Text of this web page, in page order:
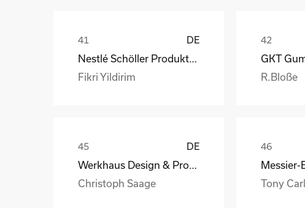
DE
Fikri Yildirim
R.Bloße
DE
Christoph Saage
Tony